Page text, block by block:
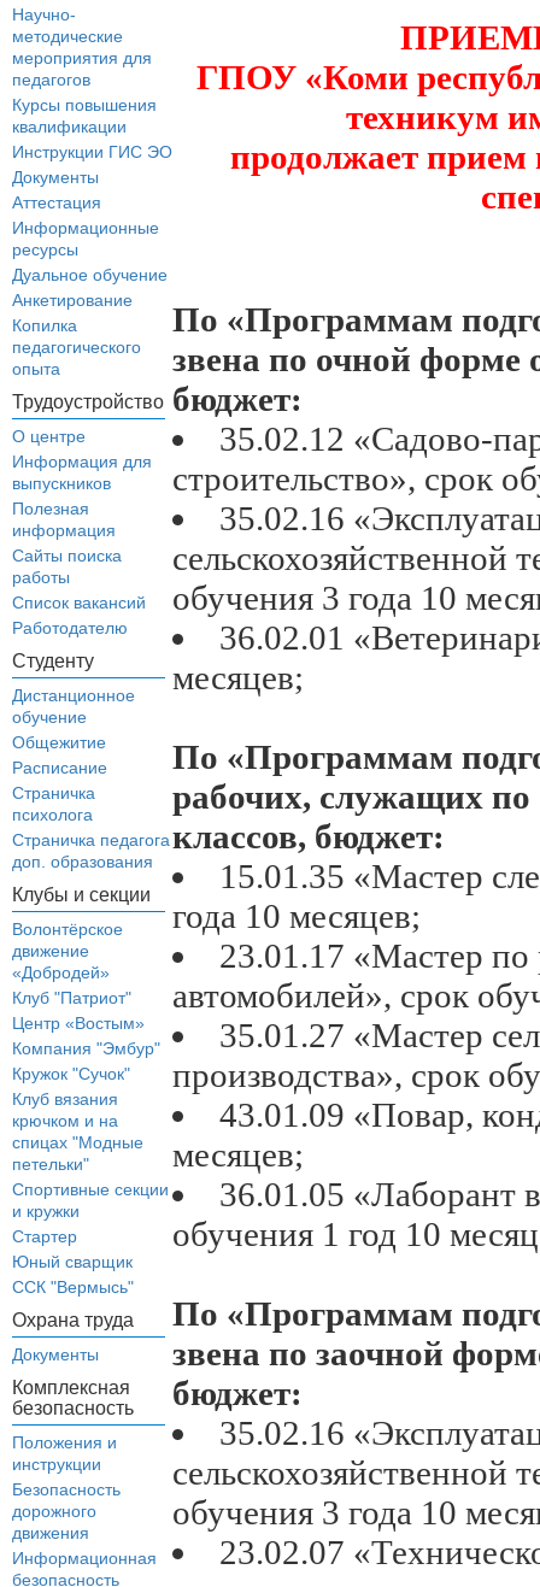
Научно-
методические
мероприятия для
педагогов
Курсы повышения
квалификации
Инструкции ГИС ЭО
Документы
Аттестация
Информационные
ресурсы
Дуальное обучение
Анкетирование
Копилка
педагогического
опыта
Трудоустройство
О центре
Информация для
выпускников
Полезная
информация
Сайты поиска
работы
Список вакансий
Работодателю
Студенту
Дистанционное
обучение
Общежитие
Расписание
Страничка
психолога
Страничка педагога
доп. образования
Клубы и секции
Волонтёрское
движение
«Добродей»
Клуб "Патриот"
Центр «Востым»
Компания "Эмбур"
Кружок "Сучок"
Клуб вязания
крючком и на
спицах "Модные
петельки"
Спортивные секции
и кружки
Стартер
Юный сварщик
ССК "Вермысь"
Охрана труда
Документы
Комплексная
безопасность
Положения и
инструкции
Безопасность
дорожного
движения
Информационная
безопасность
ГПОУ «Коми
техникум
продолжает прием
По «Программам
звена по очной форме
бюджет:
35.02.12 «Садово-
строительство», срок
35.02.16
сельскохозяйственной
обучения 3 года 10
36.02.01
месяцев;
По «Программам
рабочих, служащих по
классов, бюджет:
15.01.35 «Мастер
года 10 месяцев;
23.01.17 «Мастер
автомобилей», срок
35.01.27 «Мастер
производства», срок
43.01.09 «Повар,
месяцев;
36.01.05 «Лаборант
обучения 1 год 10
По «Программам
звена по заочной
бюджет:
35.02.16
сельскохозяйственной
обучения 3 года 10
23.02.07